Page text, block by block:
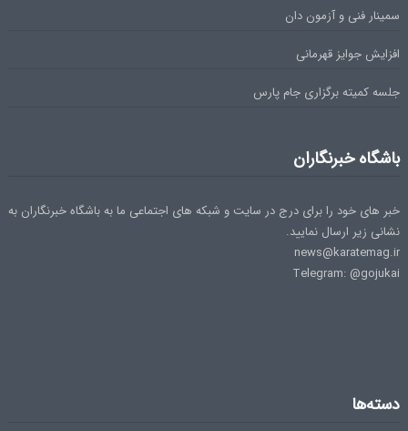
سمینار فنی و آزمون دان
افزایش جوایز قهرمانی
جلسه کمیته برگزاری جام پارس
باشگاه خبرنگاران
خبر های خود را برای درج در سایت و شبکه های اجتماعی ما به باشگاه خبرنگاران به
نشانی زیر ارسال نمایید.
news@karatemag.ir
Telegram: @gojukai
دسته‌ها